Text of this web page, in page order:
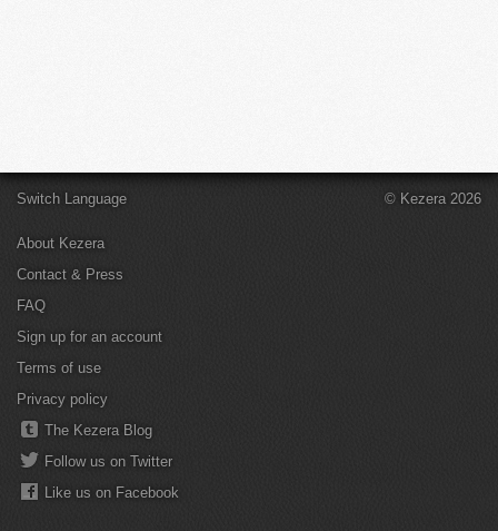
Switch Language
About Kezera
Contact & Press
FAQ
Sign up for an account
Terms of use
Privacy policy
The Kezera Blog
Follow us on Twitter
Like us on Facebook
© Kezera 2026